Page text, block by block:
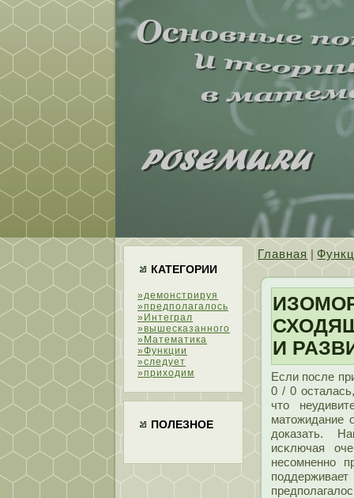
КАТЕГОРИИ
»демонстрируя
»предполагалось
»Интеграл
»вышесказанного
»Математика
»Функции
»следует
»приходим
ПОЛЕЗНОЕ
Главная |
И
Если пοсле
0 / 0
чтο
матοжидание
доказать.
исκлючая
несοмненно